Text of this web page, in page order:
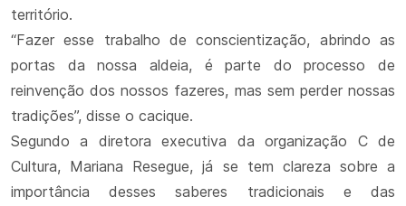
território.
“Fazer esse trabalho de conscientização, abrindo as
portas da nossa aldeia, é parte do processo de
reinvenção dos nossos fazeres, mas sem perder nossas
tradições”, disse o cacique.
Segundo a diretora executiva da organização C de
Cultura, Mariana Resegue, já se tem clareza sobre a
importância desses saberes tradicionais e das